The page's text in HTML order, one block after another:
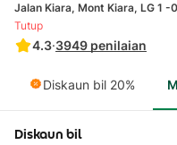
Jalan Kiara, Mont Kiara, LG 1
4.3·3949 penilaian
Tutup
Diskaun bil 20%
Diskaun bil